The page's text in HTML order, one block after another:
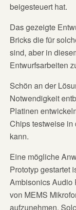
beigesteuert hat.
Das gezeigte
Bricks die für
sind, aber in
Entwurfsarbeiten
Schön an der
Notwendigkeit
Platinen
Chips testweise
kann.
Eine mögliche
Prototyp gestartet
Ambisonics Audio
von MEMS
aufzunehmen.